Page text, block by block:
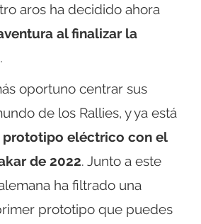
aros ha decidido ahora
al finalizar la
.
oportuno centrar sus
de los Rallies, y ya está
prototipo eléctrico con el
de 2022. Junto a este
ha filtrado una
prototipo que puedes